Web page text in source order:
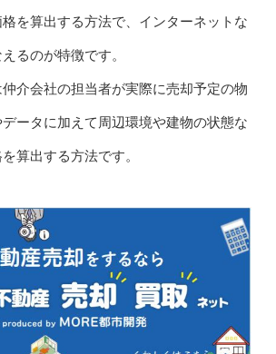
を算出する方法で、インターネットな
るのが特徴です。
介会社の担当者が実際に売却予定の物
ータに加えて周辺環境や建物の状態な
算出する方法です。